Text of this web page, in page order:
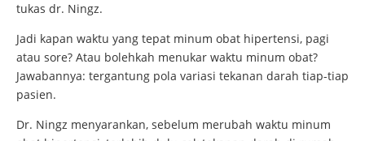
tukas dr. Ningz.
Jadi kapan waktu yang tepat minum obat hipertensi, pagi
atau sore? Atau bolehkah menukar waktu minum obat?
Jawabannya: tergantung pola variasi tekanan darah tiap-tiap
pasien.
Dr. Ningz menyarankan, sebelum merubah waktu minum